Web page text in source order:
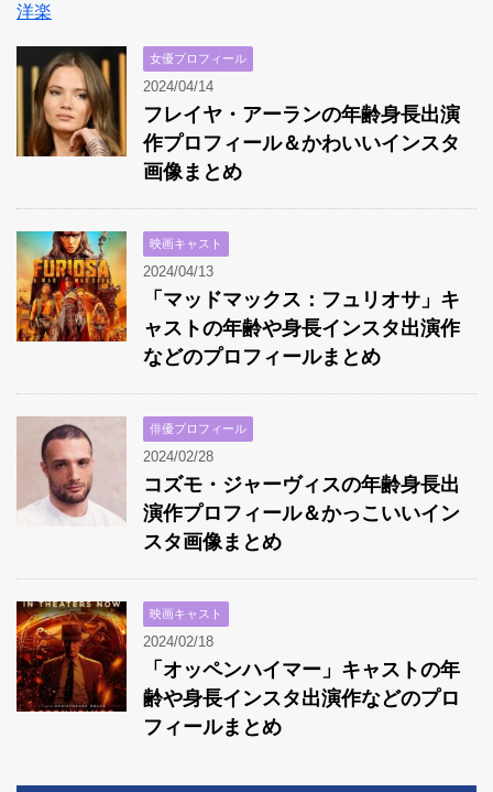
洋楽
女優プロフィール
2024/04/14
フレイヤ・アーランの年齢身長出演
作プロフィール＆かわいいインスタ
画像まとめ
映画キャスト
2024/04/13
「マッドマックス：フュリオサ」キ
ャストの年齢や身長インスタ出演作
などのプロフィールまとめ
俳優プロフィール
2024/02/28
コズモ・ジャーヴィスの年齢身長出
演作プロフィール＆かっこいいイン
スタ画像まとめ
映画キャスト
2024/02/18
「オッペンハイマー」キャストの年
齢や身長インスタ出演作などのプロ
フィールまとめ